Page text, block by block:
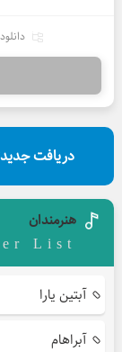
دریافت
هنرمندان
List
آبتین یارا
آبراهام